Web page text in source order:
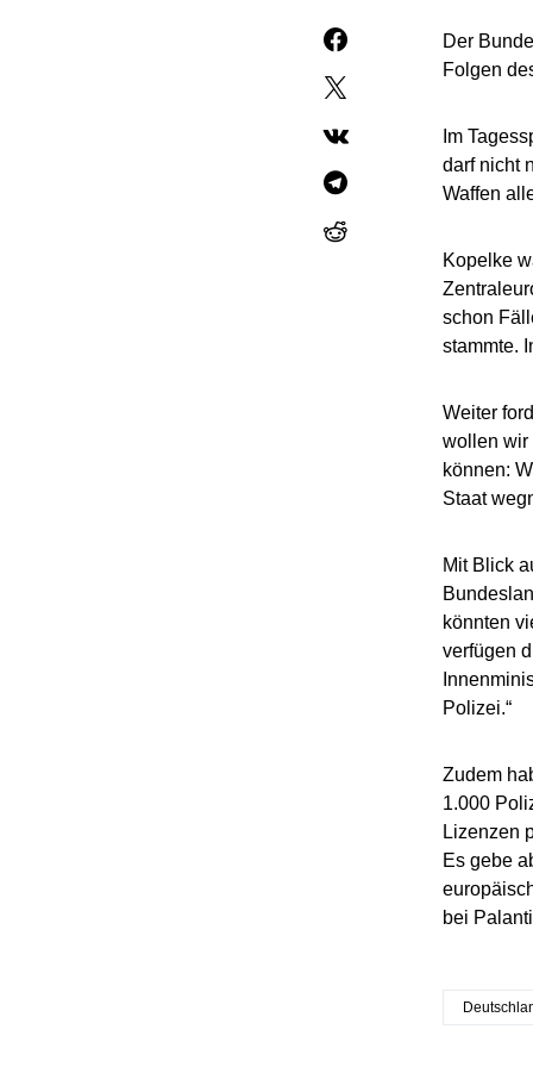
Der
Folgen
Im
darf nicht
Waffen
Kopelke
schon
stammte.
Weiter
wollen wir
können:
Staat
Mit Blick
könnten
verfügen
Polizei.“
Zudem
1.000
Lizenzen
Es gebe
bei